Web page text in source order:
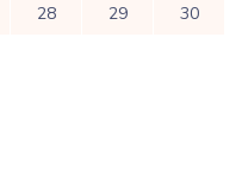
28 29
30